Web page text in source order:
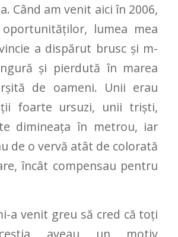
Când am venit aici în 2006,
lumea mea
a dispărut brusc și m-
și pierdută în marea
de oameni. Unii erau
foarte ursuzi, unii triști,
dimineața în metrou, iar
de o vervă atât de colorată
încât compensau pentru
a venit greu să cred că toți